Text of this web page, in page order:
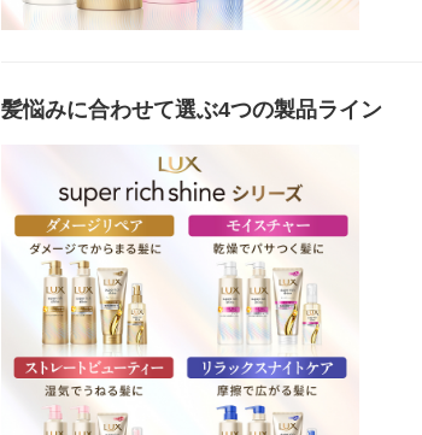
髪悩みに合わせて選ぶ4つの製品ライン